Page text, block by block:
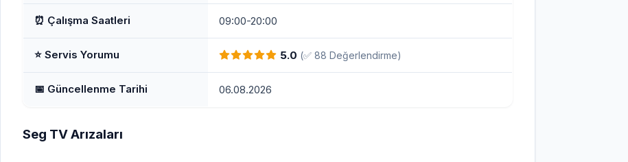
⏰ Çalışma Saatleri 09:00-20:00
⭐ Servis Yorumu 5.0 (✅ 88 Değerlendirme)
📅 Güncellenme Tarihi 06.08.2026
Seg TV Arızaları